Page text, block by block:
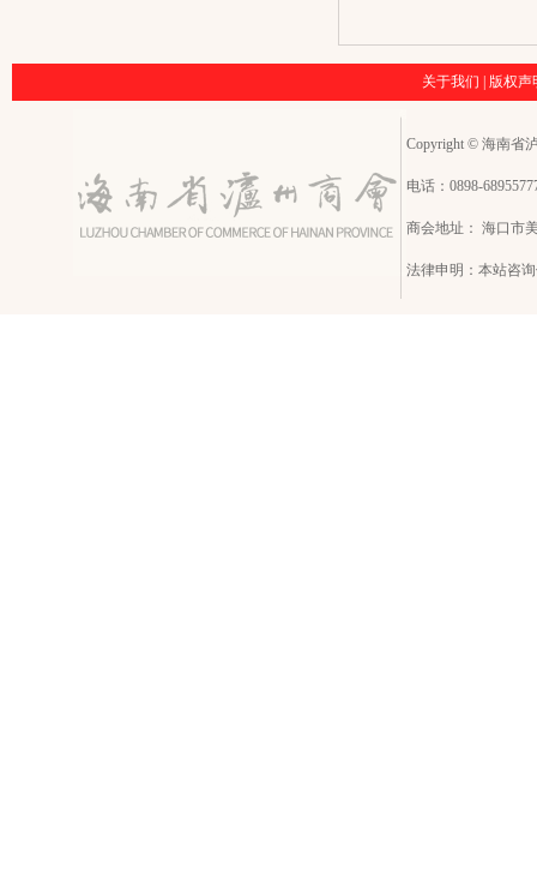
关于我们 版权声
Copyright © 海南省
电话：0898-
商会地址： 海口市
法律申明：本站咨